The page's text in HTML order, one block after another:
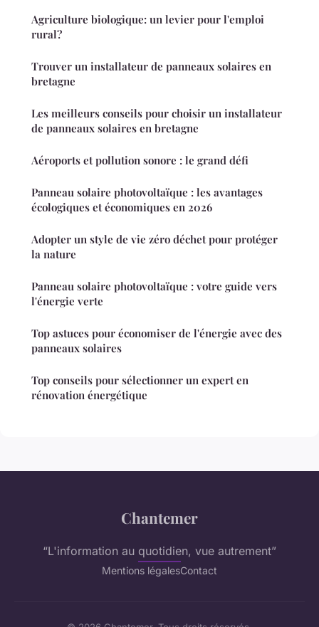
Agriculture biologique: un levier pour l'emploi
rural?
Trouver un installateur de panneaux solaires en
bretagne
Les meilleurs conseils pour choisir un installateur
de panneaux solaires en bretagne
Aéroports et pollution sonore : le grand défi
Panneau solaire photovoltaïque : les avantages
écologiques et économiques en 2026
Adopter un style de vie zéro déchet pour protéger
la nature
Panneau solaire photovoltaïque : votre guide vers
l'énergie verte
Top astuces pour économiser de l'énergie avec des
panneaux solaires
Top conseils pour sélectionner un expert en
rénovation énergétique
Chantemer
“L'information au quotidien, vue autrement”
Mentions légalesContact